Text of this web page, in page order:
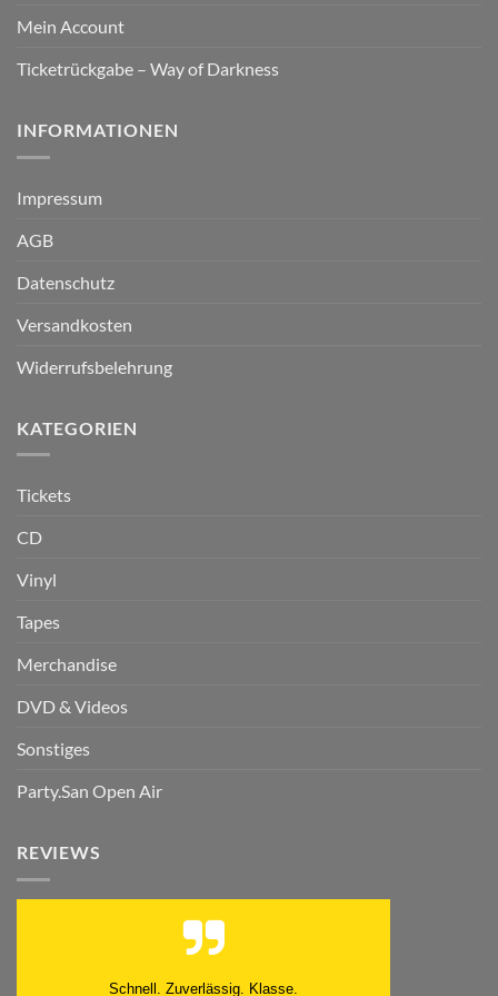
Mein Account
Ticketrückgabe – Way of Darkness
INFORMATIONEN
Impressum
AGB
Datenschutz
Versandkosten
Widerrufsbelehrung
KATEGORIEN
Tickets
CD
Vinyl
Tapes
Merchandise
DVD & Videos
Sonstiges
Party.San Open Air
REVIEWS
Schnell. Zuverlässig. Klasse.